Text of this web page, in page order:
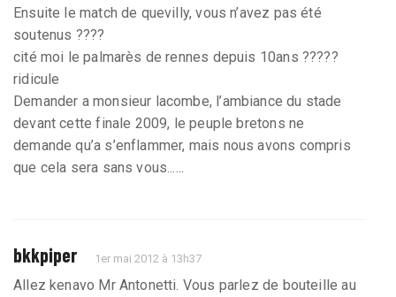
Ensuite le match de quevilly, vous n’avez pas été
soutenus ????
cité moi le palmarès de rennes depuis 10ans ?????
ridicule
Demander a monsieur lacombe, l’ambiance du stade
devant cette finale 2009, le peuple bretons ne
demande qu’a s’enflammer, mais nous avons compris
que cela sera sans vous......
bkkpiper 1er mai 2012 à 13h37
Allez kenavo Mr Antonetti. Vous parlez de bouteille au